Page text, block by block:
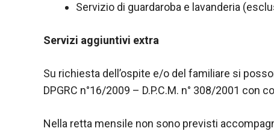
Servizio di guardaroba e lavanderia
Servizi aggiuntivi extra
Su richiesta dell’ospite e/o del familiare si
DPGRC n°16/2009 – D.P.C.M. n° 308/2001 con
Nella retta mensile non sono previsti